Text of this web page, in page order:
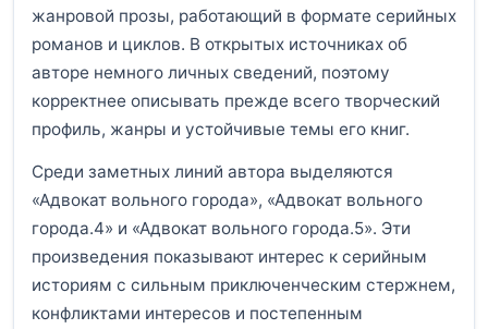
жанровой прозы, работающий в формате серийных
романов и циклов. В открытых источниках об
авторе немного личных сведений, поэтому
корректнее описывать прежде всего творческий
профиль, жанры и устойчивые темы его книг.
Среди заметных линий автора выделяются
«Адвокат вольного города», «Адвокат вольного
города.4» и «Адвокат вольного города.5». Эти
произведения показывают интерес к серийным
историям с сильным приключенческим стержнем,
конфликтами интересов и постепенным